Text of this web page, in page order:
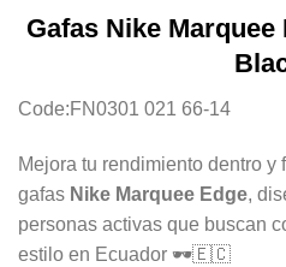
Gafas Nike Marquee
Code:FN0301 021 66-14
Mejora tu rendimiento dentro y
gafas Nike Marquee Edge,
personas activas que buscan
estilo en Ecuador 🕶️🇪🇨